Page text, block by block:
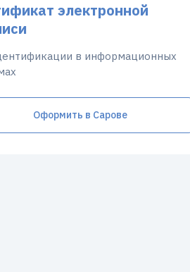
электронной
в информационных
Оформить в Сарове